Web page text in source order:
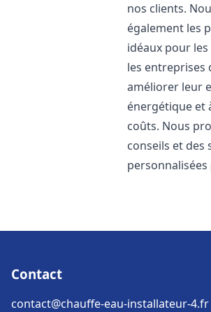
nos clients.
également les
idéaux pour
les entreprises
améliorer leur
énergétique et
coûts. Nous
conseils et des
Contact
contact@chauffe-eau-installateur-4.fr